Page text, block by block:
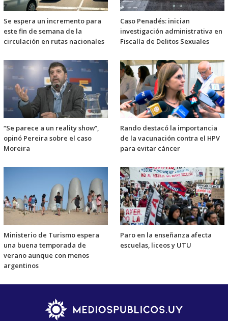
Se espera un incremento para
este fin de semana de la
circulación en rutas nacionales
Caso Penadés: inician
investigación administrativa en
Fiscalía de Delitos Sexuales
“Se parece a un reality show”,
opinó Pereira sobre el caso
Moreira
Rando destacó la importancia
de la vacunación contra el HPV
para evitar cáncer
Ministerio de Turismo espera
una buena temporada de
verano aunque con menos
argentinos
Paro en la enseñanza afecta
escuelas, liceos y UTU